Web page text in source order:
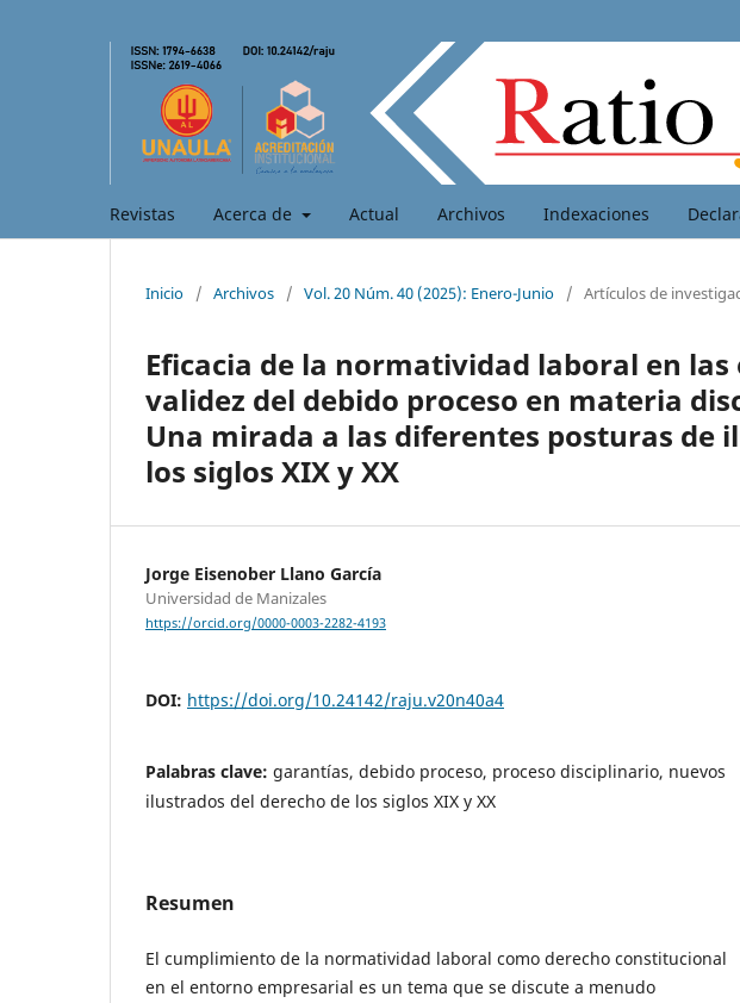
Revistas Acerca de Actual Archivos Indexaciones
Inicio / Archivos / Vol. 20 Núm. 40 (2025): Enero-Junio / Artículos de
Eficacia de la normatividad laboral en las
validez del debido proceso en materia
Una mirada a las diferentes posturas de
los siglos XIX y XX
Jorge Eisenober Llano García
Universidad de Manizales
https://orcid.org/0000-0003-2282-4193
DOI: https://doi.org/10.24142/raju.v20n40a4
Palabras clave: garantías, debido proceso, proceso disciplinario, nuevos
ilustrados del derecho de los siglos XIX y XX
Resumen
El cumplimiento de la normatividad laboral como derecho constitucional
en el entorno empresarial es un tema que se discute a menudo